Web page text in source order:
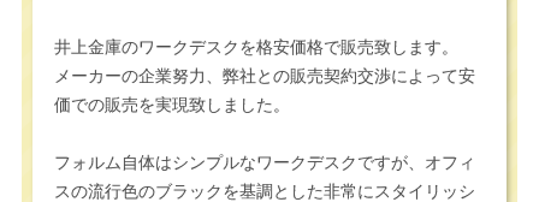
井上金庫のワークデスクを格安価格で販売致します。
メーカーの企業努力、弊社との販売契約交渉によって安
価での販売を実現致しました。
フォルム自体はシンプルなワークデスクですが、オフィ
スの流行色のブラックを基調とした非常にスタイリッシ